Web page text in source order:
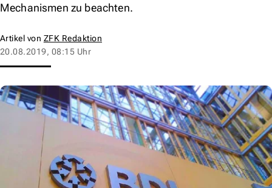
Mechanismen zu beachten.
Artikel von ZFK Redaktion
20.08.2019, 08:15 Uhr